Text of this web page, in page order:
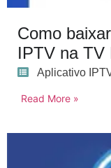
Como
IPTV na TV
Aplicativo
Read More »